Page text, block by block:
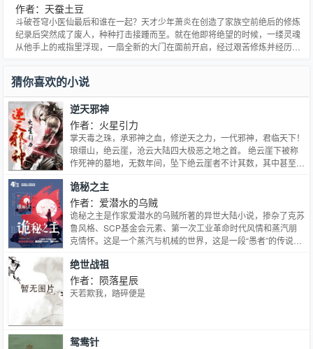
作者：天蚕土豆
斗破苍穹小医仙最后和谁在一起？天才少年萧炎在创造了家族空前绝后的修炼
纪录后突然成了废人，种种打击接踵而至。就在他即将绝望的时候，一缕灵魂
从他手上的戒指里浮现，一扇全新的大门在面前开启，经过艰苦修炼并经历了
猜你喜欢的小说
逆天邪神
作者：火星引力
掌天毒之珠，承邪神之血，修逆天之力，一代邪神，君临天下！
琅缳山，绝云崖，沧云大陆四大极恶之地之首。 绝云崖下被称
作死神的墓地，无数年间，坠下绝云崖者不计其数，其中甚至有
诡秘之主
作者：爱潜水的乌贼
诡秘之主是作家爱潜水的乌贼所著的异世大陆小说，掺杂了克苏
鲁风格、SCP基金会元素、第一次工业革命时代风情和蒸汽朋
克情怀。这是一个蒸汽与机械的世界，这是一段“愚者”的传说。
绝世战祖
作者：陨落星辰
天若欺我，踏碎便是
鸳鸯针